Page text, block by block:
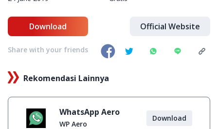
Download Official Website
Share with your friends
Rekomendasi Lainnya
WhatsApp Aero
WP Aero
Download